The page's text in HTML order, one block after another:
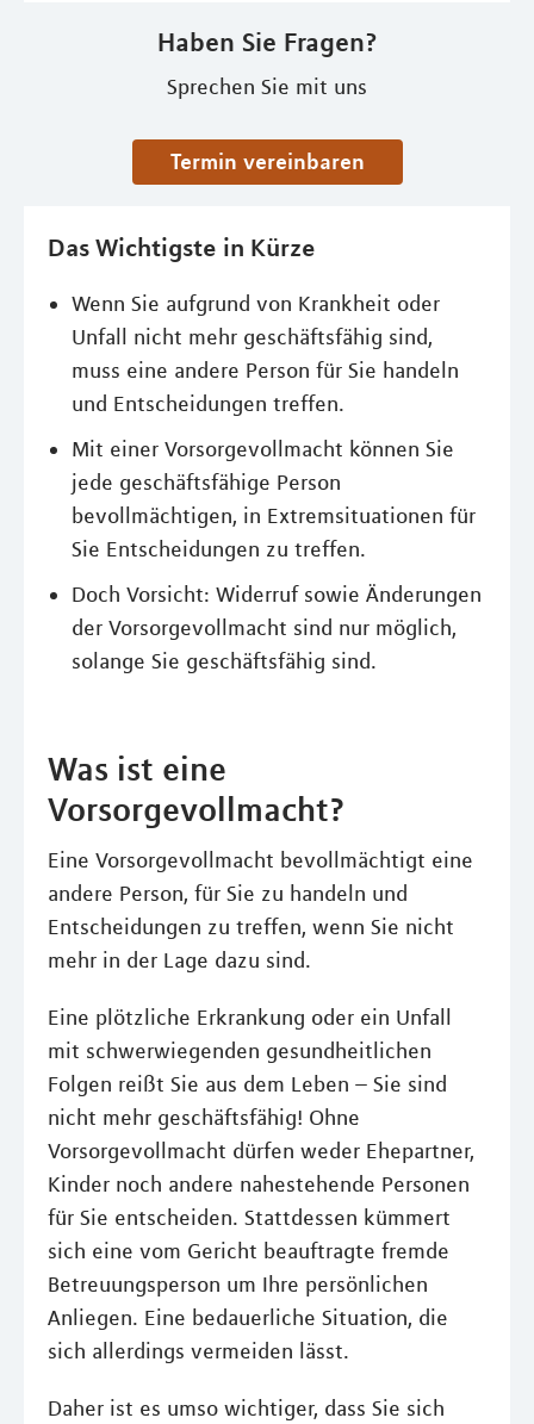
Haben Sie Fragen?
Sprechen Sie mit uns
Termin vereinbaren
Das Wichtigste in Kürze
Wenn Sie aufgrund von Krankheit oder
Unfall nicht mehr geschäftsfähig sind,
muss eine andere Person für Sie handeln
und Entscheidungen treffen.
Mit einer Vorsorgevollmacht können Sie
jede geschäftsfähige Person
bevollmächtigen, in Extremsituationen für
Sie Entscheidungen zu treffen.
Doch Vorsicht: Widerruf sowie Änderungen
der Vorsorgevollmacht sind nur möglich,
solange Sie geschäftsfähig sind.
Was ist eine
Vorsorgevollmacht?
Eine Vorsorgevollmacht bevollmächtigt eine
andere Person, für Sie zu handeln und
Entscheidungen zu treffen, wenn Sie nicht
mehr in der Lage dazu sind.
Eine plötzliche Erkrankung oder ein Unfall
mit schwerwiegenden gesundheitlichen
Folgen reißt Sie aus dem Leben – Sie sind
nicht mehr geschäftsfähig! Ohne
Vorsorgevollmacht dürfen weder Ehepartner,
Kinder noch andere nahestehende Personen
für Sie entscheiden. Stattdessen kümmert
sich eine vom Gericht beauftragte fremde
Betreuungsperson um Ihre persönlichen
Anliegen. Eine bedauerliche Situation, die
sich allerdings vermeiden lässt.
Daher ist es umso wichtiger, dass Sie sich